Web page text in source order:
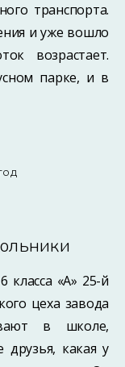
транспорта.
и уже вошло
возрастает.
парке, и в
класса «А» 25-й
цеха завода
в школе,
друзья, какая у